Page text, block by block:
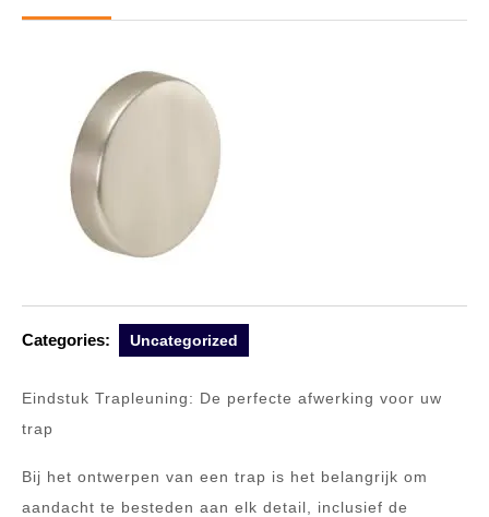
Categories: Uncategorized
Eindstuk Trapleuning: De perfecte afwerking voor uw
trap
Bij het ontwerpen van een trap is het belangrijk om
aandacht te besteden aan elk detail, inclusief de